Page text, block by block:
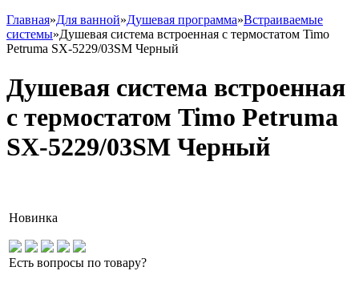
Главная»Для ванной»Душевая программа»Встраиваемые
системы»Душевая система встроенная с термостатом Timo
Petruma SX-5229/03SM Черный
Душевая система встроенная
с термостатом Timo Petruma
SX-5229/03SM Черный
Новинка
Есть вопросы по товару?